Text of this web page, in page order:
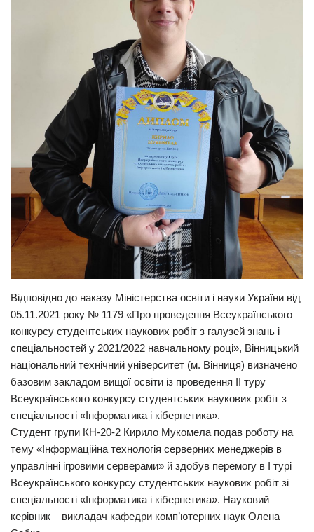
Відповідно до наказу Міністерства освіти і науки України від
05.11.2021 року № 1179 «Про проведення Всеукраїнського
конкурсу студентських наукових робіт з галузей знань і
спеціальностей у 2021/2022 навчальному році», Вінницький
національний технічний університет (м. Вінниця) визначено
базовим закладом вищої освіти із проведення II туру
Всеукраїнського конкурсу студентських наукових робіт з
спеціальності «Інформатика і кібернетика».
Студент групи КН-20-2 Кирило Мукомела подав роботу на
тему «Інформаційна технологія серверних менеджерів в
управлінні ігровими серверами» й здобув перемогу в І турі
Всеукраїнського конкурсу студентських наукових робіт зі
спеціальності «Інформатика і кібернетика». Науковий
керівник – викладач кафедри комп’ютерних наук Олена